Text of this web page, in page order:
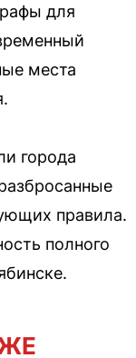
для
места
города
правила.
полного